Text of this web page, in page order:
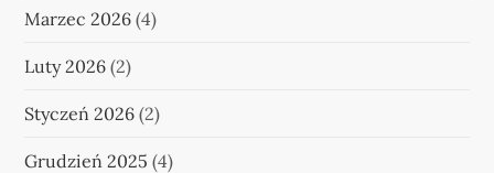
Marzec 2026 (4)
Luty 2026 (2)
Styczeń 2026 (2)
Grudzień 2025 (4)